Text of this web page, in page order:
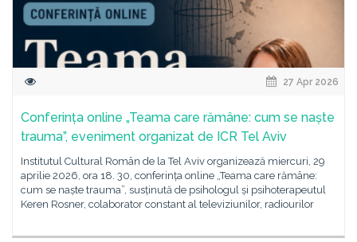
27 Apr 2026
Conferința online „Teama care rămâne: cum se naște
trauma”, eveniment organizat de ICR Tel Aviv
Institutul Cultural Român de la Tel Aviv organizează miercuri, 29
aprilie 2026, ora 18. 30, conferința online „Teama care rămâne:
cum se naște trauma”, susținută de psihologul și psihoterapeutul
Keren Rosner, colaborator constant al televiziunilor, radiourilor